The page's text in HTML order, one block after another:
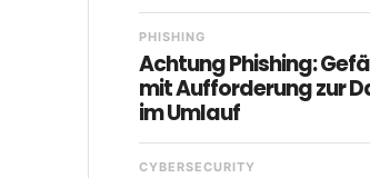
PHISHING
Achtung Phishing:
mit Aufforderung zur
im Umlauf
CYBERSECURITY